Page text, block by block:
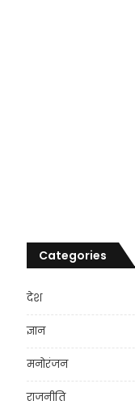
Categories
देश
ज्ञान
मनोरंजन
राजनीति